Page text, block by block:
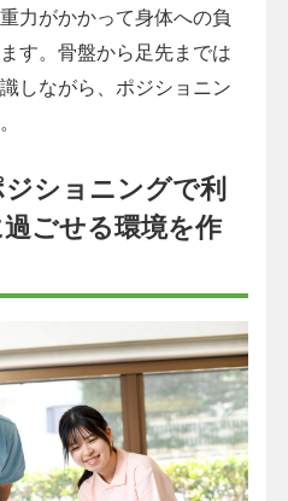
力がかかって身体への負
す。骨盤から足先までは
しながら、ポジショニン
ショニングで利
ごせる環境を作